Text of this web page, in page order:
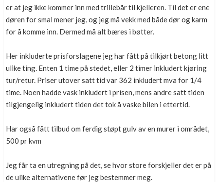
Kom i gang med Boligmappa
Se din bolig? Klikk her
Boligmappa+
Få mer ut av Boligmappa
Nytt
er at jeg ikke kommer inn med trillebår til kjelleren. Til det er ene
døren for smal mener jeg, og jeg må vekk med både dør og karm
for å komme inn. Dermed må alt bæres i bøtter.
Her inkluderte prisforslagene jeg har fått på tilkjørt betong litt
ulike ting. Enten 1 time på stedet, eller 2 timer inkludert kjøring
tur/retur. Priser utover satt tid var 362 inkludert mva for 1/4
time. Noen hadde vask inkludert i prisen, mens andre satt tiden
tilgjengelig inkludert tiden det tok å vaske bilen i ettertid.
Har også fått tilbud om ferdig støpt gulv av en murer i området,
500 pr kvm
Jeg får ta en utregning på det, se hvor store forskjeller det er på
de ulike alternativene før jeg bestemmer meg.